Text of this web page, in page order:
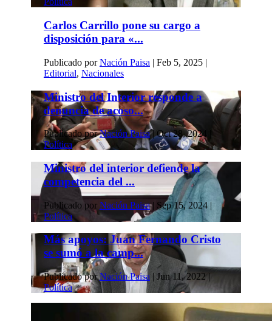
Carlos Carrillo pone su cargo a
disposición para «...
Publicado porNación Paisa | Feb 5, 2025|
Editorial, Nacionales
Ministro del Interior responde a
denuncia de acoso...
Publicado porNación Paisa|Oct 28, 2024
Política
Ministro del interior defiende la
competencia del ...
Publicado por Nación Paisa| Sep 15, 2024|
Política
Más apoyos: Juan Fernando Cristo
se sumó a la camp...
Publicado porNación Paisa | Jun 11, 2022|
Política